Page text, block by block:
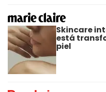
Skincare
está
piel